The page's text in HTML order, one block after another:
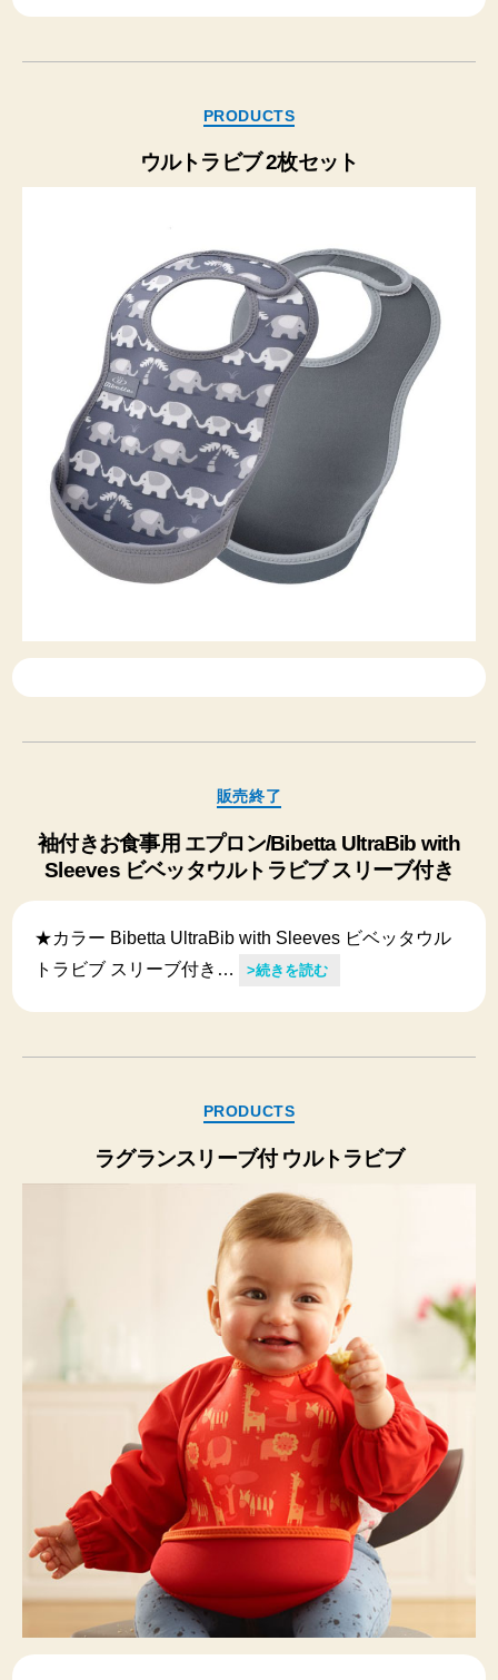
カ
テ
ゴ
リ
PRODUCTS
ウルトラビブ 2枚セット
カ
テ
ゴ
リ
ー
販売終了
袖付きお食事用 エプロン/Bibetta UltraBib with
Sleeves ビベッタウルトラビブ スリーブ付き
★カラー Bibetta UltraBib with Sleeves ビベッタウル
トラビブ スリーブ付き…
>続きを読む
カ
テ
ゴ
リ
ー
PRODUCTS
ラグランスリーブ付 ウルトラビブ